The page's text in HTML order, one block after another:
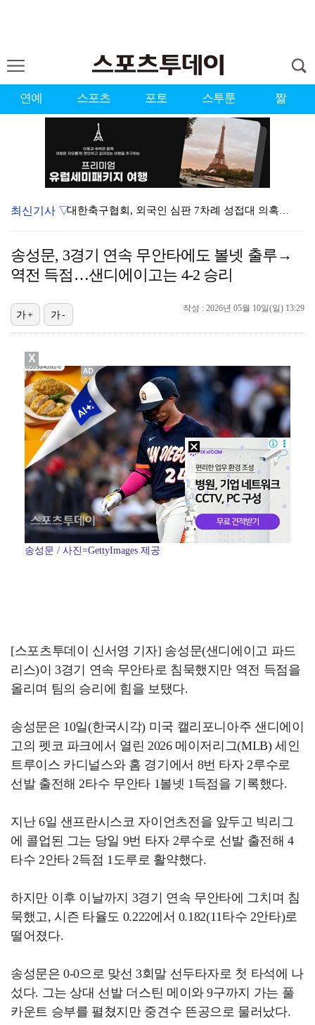
연예 스포츠 포토 스투툰 짤
대한축구협회, 외국인 심판 7차례 성접대 의혹…이 기간…
박지훈, 9월 잠실실내체육관서 앙코르 콘서트 개최
"기분 맞춰주려고" 축구협회, 외국인 심판 성접대 의혹…
폭로자 "황정민, 본인 말에 책임져야…내가 사생활에 초…
'주장 완장' 김민재, 한국 떠나기 전 뮌헨 동료들에게…
방은희, 6년 지나도 생생한 母 고독사 아픔…끝내 오열…
최신기사 ▽
송성문, 3경기 연속 무안타에도 볼넷 출루→
역전 득점…샌디에이고는 4-2 승리
작성 : 2026년 05월 10일(일) 13:29
가+ 가-
송성문 / 사진=GettyImages 제공
[스포츠투데이 신서영 기자] 송성문(샌디에이고 파드
리스)이 3경기 연속 무안타로 침묵했지만 역전 득점을
올리며 팀의 승리에 힘을 보탰다.
송성문은 10일(한국시각) 미국 캘리포니아주 샌디에이
고의 펫코 파크에서 열린 2026 메이저리그(MLB) 세인
트루이스 카디널스와 홈 경기에서 8번 타자 2루수로
선발 출전해 2타수 무안타 1볼넷 1득점을 기록했다.
지난 6일 샌프란시스코 자이언츠전을 앞두고 빅리그
에 콜업된 그는 당일 9번 타자 2루수로 선발 출전해 4
타수 2안타 2득점 1도루로 활약했다.
하지만 이후 이날까지 3경기 연속 무안타에 그치며 침
묵했고, 시즌 타율도 0.222에서 0.182(11타수 2안타)로
떨어졌다.
송성문은 0-0으로 맞선 3회말 선두타자로 첫 타석에 나
섰다. 그는 상대 선발 더스틴 메이와 9구까지 가는 풀
카운트 승부를 펼쳤지만 중견수 뜬공으로 물러났다.
X